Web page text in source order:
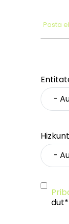
Posta
dut*